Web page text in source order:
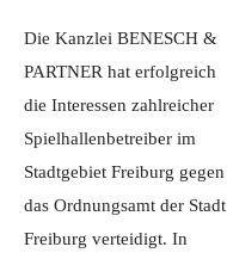
Die Kanzlei BENESCH &
PARTNER hat erfolgreich
die Interessen zahlreicher
Spielhallenbetreiber im
Stadtgebiet Freiburg gegen
das Ordnungsamt der Stadt
Freiburg verteidigt. In